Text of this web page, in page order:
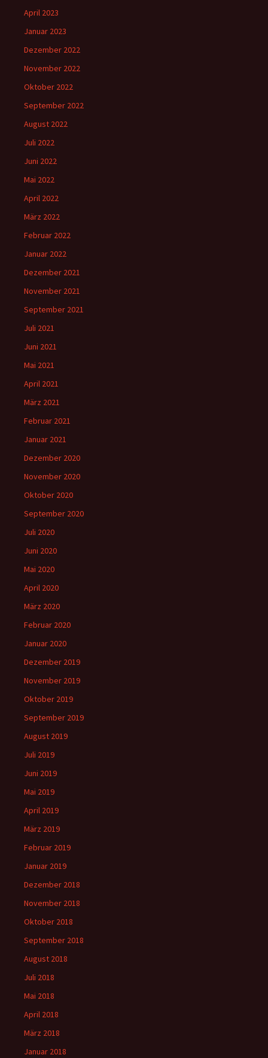
April 2023
Januar 2023
Dezember 2022
November 2022
Oktober 2022
September 2022
August 2022
Juli 2022
Juni 2022
Mai 2022
April 2022
März 2022
Februar 2022
Januar 2022
Dezember 2021
November 2021
September 2021
Juli 2021
Juni 2021
Mai 2021
April 2021
März 2021
Februar 2021
Januar 2021
Dezember 2020
November 2020
Oktober 2020
September 2020
Juli 2020
Juni 2020
Mai 2020
April 2020
März 2020
Februar 2020
Januar 2020
Dezember 2019
November 2019
Oktober 2019
September 2019
August 2019
Juli 2019
Juni 2019
Mai 2019
April 2019
März 2019
Februar 2019
Januar 2019
Dezember 2018
November 2018
Oktober 2018
September 2018
August 2018
Juli 2018
Mai 2018
April 2018
März 2018
Januar 2018